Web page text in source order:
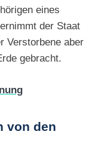
eines
der Staat
Verstorbene aber
gebracht.
von den